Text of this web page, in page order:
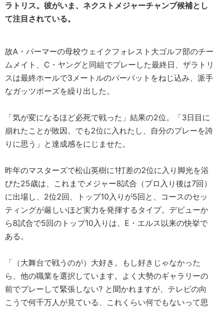
ラトリス。彼がいま、ネクストメジャーチャンプ候補とし
て注目されている。
故A・パーマーの母校ウェイクフォレスト大ゴルフ部のチー
ムメイト、C・ヤングと同組でプレーした最終日、ザラトリ
スは最終ホールで3メートルのパーパットをねじ込み、派手
なガッツポーズを繰り出した。
「気が変になるほど必死で戦った」結果の2位。「3日目に
崩れたことが敗因。でも2位に入れたし、自分のプレーを誇
りに思う」と達成感をにじませた。
昨年のマスターズで松山英樹に1打差の2位に入り脚光を浴
びた25歳は、これまでメジャー8試合（プロ入り後は7回）
に出場し、2位2回、トップ10入りが5回と、コースのセッ
ティングが厳しいほど実力を発揮するタイプ。デビューか
ら8試合で5回のトップ10入りは、E・エルス以来の快挙で
ある。
「（大舞台で戦うのが）大好き。もし好きじゃなかった
ら、他の職業を選択しています。よく大勢のギャラリーの
前でプレーして緊張しない? と聞かれますが、テレビの向
こうで何千万人が見ている、これくらい何でもないって思